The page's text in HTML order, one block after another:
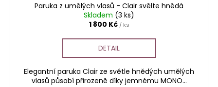
Paruka z umělých vlasů - Clair svělte hnědá
Skladem (3 ks)
1 800 Kč / ks
DETAIL
Elegantní paruka Clair ze světle hnědých umělých
vlasů působí přirozeně díky jemnému MONO...